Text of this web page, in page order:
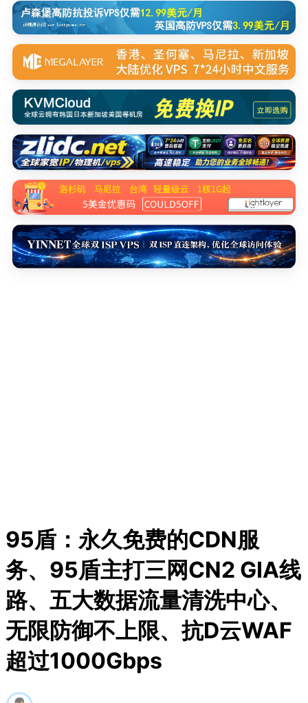
95盾：永久免费的CDN服
务、95盾主打三网CN2 GIA线
路、五大数据流量清洗中心、
无限防御不上限、抗D云WAF
超过1000Gbps